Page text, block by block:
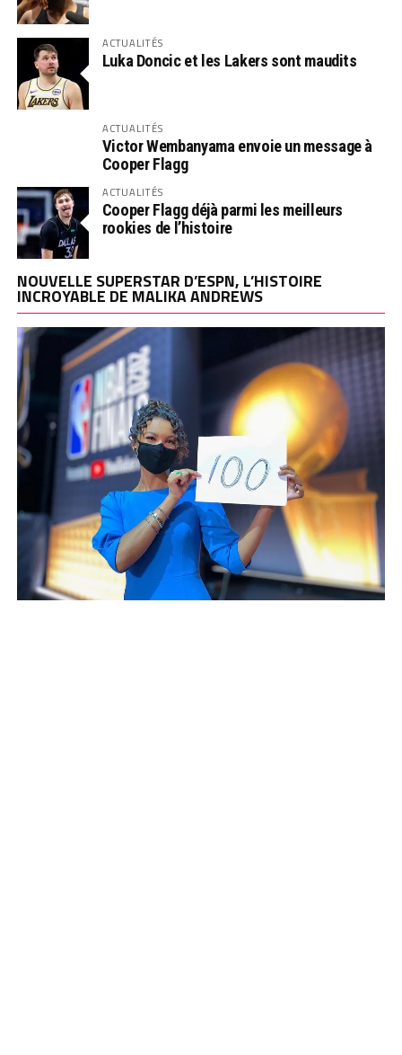
ACTUALITÉS
Luka Doncic et les Lakers sont maudits
ACTUALITÉS
Victor Wembanyama envoie un message à
Cooper Flagg
ACTUALITÉS
Cooper Flagg déjà parmi les meilleurs
rookies de l’histoire
NOUVELLE SUPERSTAR D’ESPN, L’HISTOIRE
INCROYABLE DE MALIKA ANDREWS